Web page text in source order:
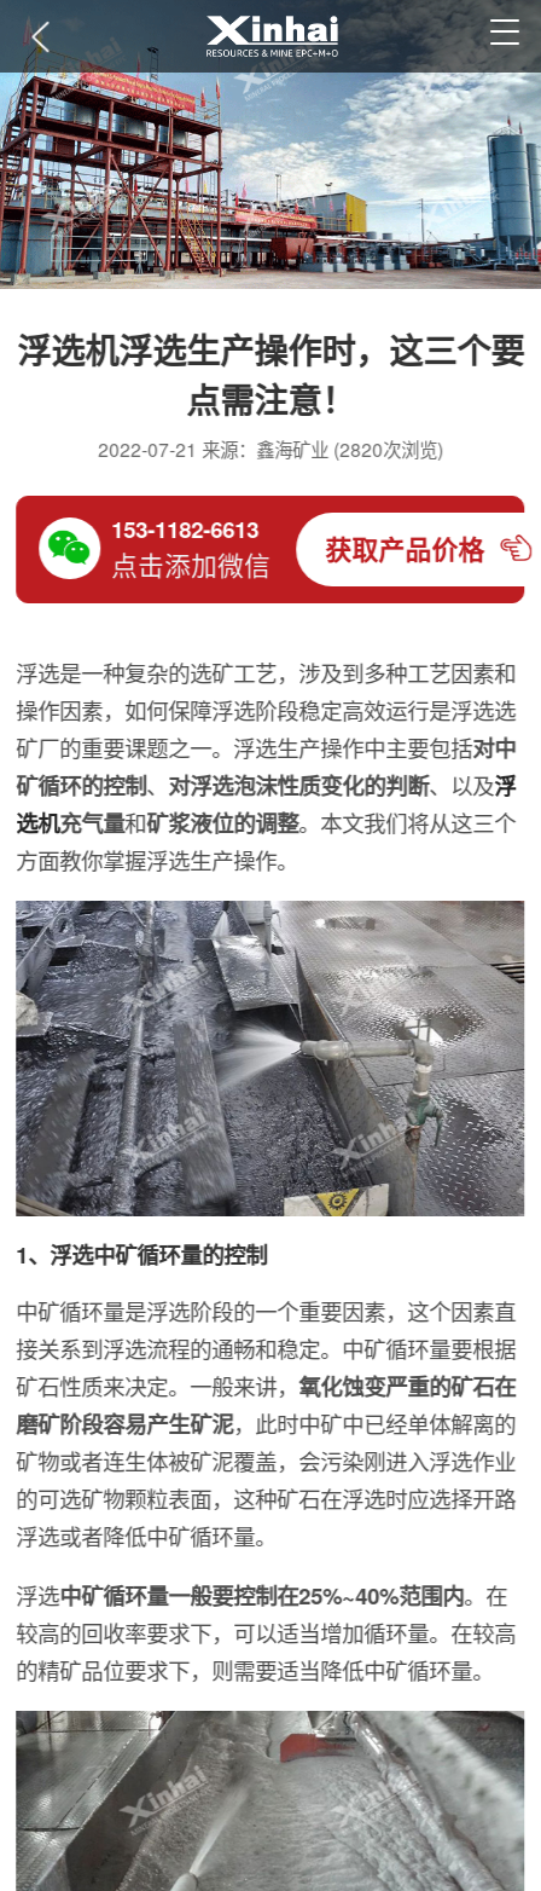
浮选机浮选生产操作时，这三个要
点需注意！
2022-07-21 来源：鑫海矿业 (2820次浏览)
153-1182-6613
点击添加微信 获取产品价格
浮选是一种复杂的选矿工艺，涉及到多种工艺因素和
操作因素，如何保障浮选阶段稳定高效运行是浮选选
矿厂的重要课题之一。浮选生产操作中主要包括对中
矿循环的控制、 对浮选泡沫性质变化的判断、以及浮
选机充气量和矿浆液位的调整。本文我们将从这三个
方面教你掌握浮选生产操作。
1、浮选中矿循环量的控制
中矿循环量是浮选阶段的一个重要因素，这个因素直
接关系到浮选流程的通畅和稳定。中矿循环量要根据
矿石性质来决定。一般来讲，氧化蚀变严重的矿石在
磨矿阶段容易产生矿泥，此时中矿中已经单体解离的
矿物或者连生体被矿泥覆盖，会污染刚进入浮选作业
的可选矿物颗粒表面，这种矿石在浮选时应选择开路
浮选或者降低中矿循环量。
浮选中矿循环量一般要控制在25%~40%范围内。在
较高的回收率要求下，可以适当增加循环量。在较高
的精矿品位要求下，则需要适当降低中矿循环量。